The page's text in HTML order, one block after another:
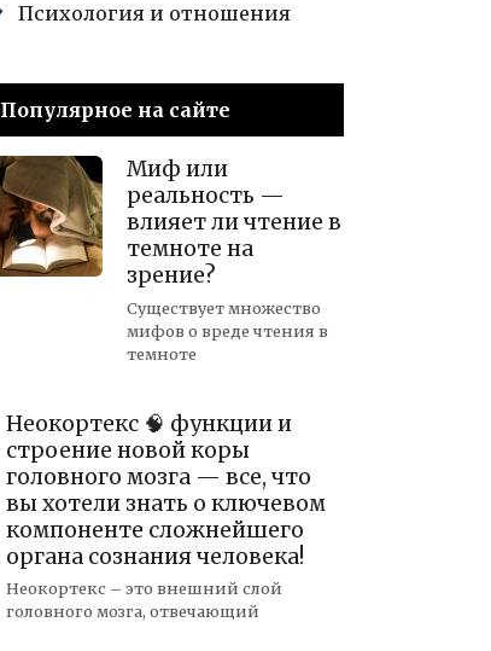
Психология и отношения
Популярное на сайте
Миф или
реальность —
влияет ли чтение в
темноте на
зрение?
Существует множество
мифов о вреде чтения в
темноте
Неокортекс 🧠 функции и
строение новой коры
головного мозга — все, что
вы хотели знать о ключевом
компоненте сложнейшего
органа сознания человека!
Неокортекс – это внешний слой
головного мозга, отвечающий